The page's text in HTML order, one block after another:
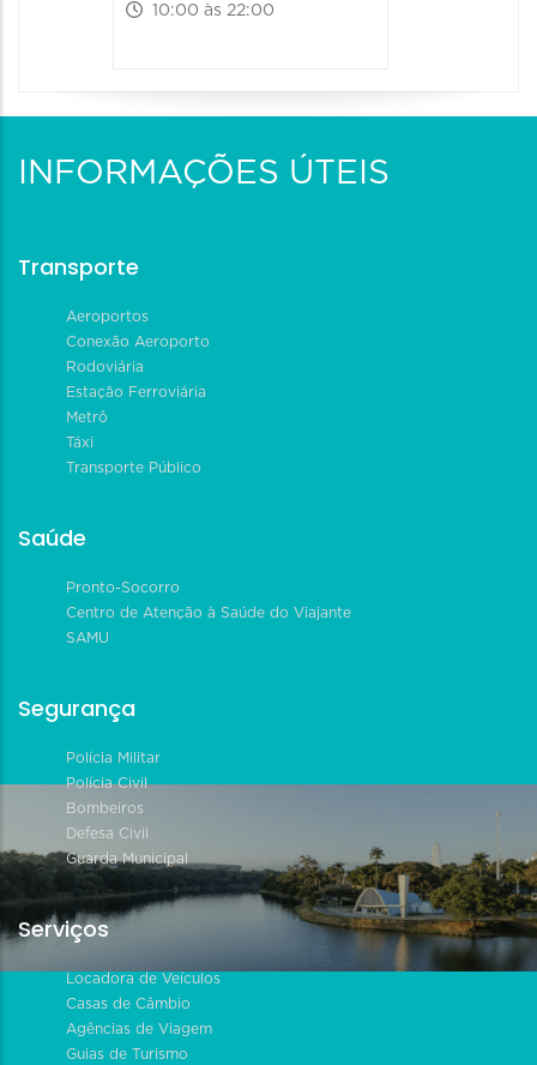
10:00 às 22:00
INFORMAÇÕES ÚTEIS
Transporte
Aeroportos
Conexão Aeroporto
Rodoviária
Estação Ferroviária
Metrô
Táxi
Transporte Público
Saúde
Pronto-Socorro
Centro de Atenção à Saúde do Viajante
SAMU
Segurança
Polícia Militar
Polícia Civil
Bombeiros
Defesa Civil
Guarda Municipal
Serviços
Locadora de Veículos
Casas de Câmbio
Agências de Viagem
Guias de Turismo